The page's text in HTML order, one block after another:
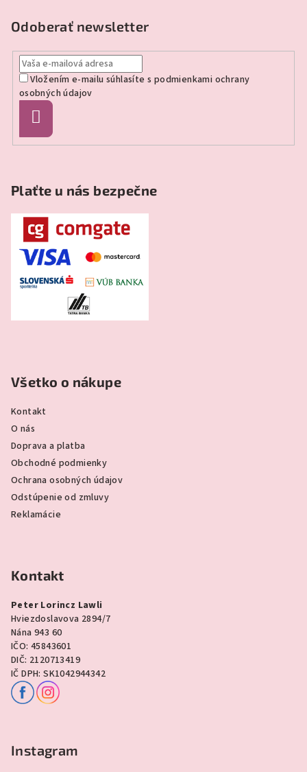
Odoberať newsletter
Vložením e-mailu súhlasíte s podmienkami ochrany
osobných údajov
Plaťte u nás bezpečne
Všetko o nákupe
Kontakt
O nás
Doprava a platba
Obchodné podmienky
Ochrana osobných údajov
Odstúpenie od zmluvy
Reklamácie
Kontakt
Peter Lorincz Lawli
Hviezdoslavova 2894/7
Nána 943 60
IČO: 45843601
DIČ: 2120713419
IČ DPH: SK1042944342
Instagram